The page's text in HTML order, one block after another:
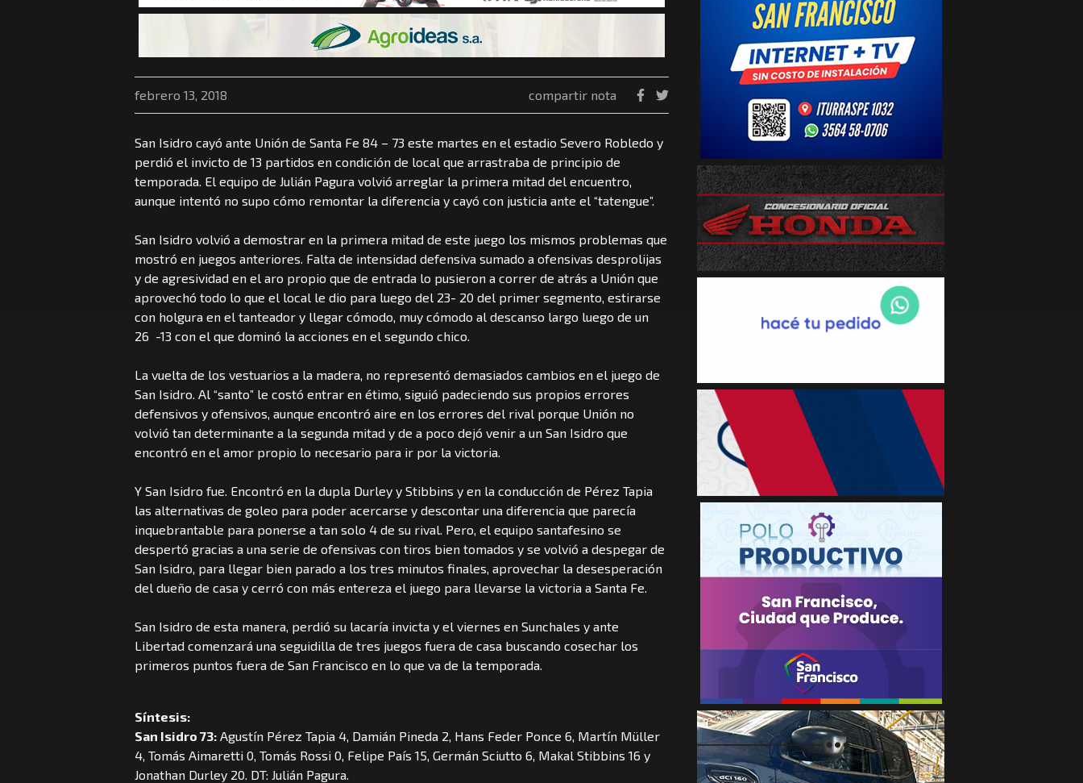
febrero 13, 2018 compartir nota
San Isidro cayó ante Unión de Santa Fe 84 – 73 este martes en el estadio Severo Robledo y
perdió el invicto de 13 partidos en condición de local que arrastraba de principio de
temporada. El equipo de Julián Pagura volvió arreglar la primera mitad del encuentro,
aunque intentó no supo cómo remontar la diferencia y cayó con justicia ante el “tatengue”.
San Isidro volvió a demostrar en la primera mitad de este juego los mismos problemas que
mostró en juegos anteriores. Falta de intensidad defensiva sumado a ofensivas desprolijas
y de agresividad en el aro propio que de entrada lo pusieron a correr de atrás a Unión que
aprovechó todo lo que el local le dio para luego del 23- 20 del primer segmento, estirarse
con holgura en el tanteador y llegar cómodo, muy cómodo al descanso largo luego de un
26 -13 con el que dominó la acciones en el segundo chico.
La vuelta de los vestuarios a la madera, no representó demasiados cambios en el juego de
San Isidro. Al “santo” le costó entrar en étimo, siguió padeciendo sus propios errores
defensivos y ofensivos, aunque encontró aire en los errores del rival porque Unión no
volvió tan determinante a la segunda mitad y de a poco dejó venir a un San Isidro que
encontró en el amor propio lo necesario para ir por la victoria.
Y San Isidro fue. Encontró en la dupla Durley y Stibbins y en la conducción de Pérez Tapia
las alternativas de goleo para poder acercarse y descontar una diferencia que parecía
inquebrantable para ponerse a tan solo 4 de su rival. Pero, el equipo santafesino se
despertó gracias a una serie de ofensivas con tiros bien tomados y se volvió a despegar de
San Isidro, para llegar bien parado a los tres minutos finales, aprovechar la desesperación
del dueño de casa y cerró con más entereza el juego para llevarse la victoria a Santa Fe.
San Isidro de esta manera, perdió su lacaría invicta y el viernes en Sunchales y ante
Libertad comenzará una seguidilla de tres juegos fuera de casa buscando cosechar los
primeros puntos fuera de San Francisco en lo que va de la temporada.
Síntesis:
San Isidro 73: Agustín Pérez Tapia 4, Damián Pineda 2, Hans Feder Ponce 6, Martín Müller
4, Tomás Aimaretti 0, Tomás Rossi 0, Felipe País 15, Germán Sciutto 6, Makal Stibbins 16 y
Jonathan Durley 20. DT: Julián Pagura.